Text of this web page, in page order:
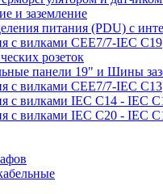
и заземление
питания (PDU) с
с вилками CEE7/7-IEC C19
розеток
панели 19" и Шины
с вилками CEE7/7-IEC C13
с вилками IEC C14 - IEC
с вилками IEC C20 - IEC